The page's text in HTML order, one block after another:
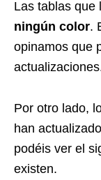
Las tablas que
ningún color.
opinamos que
Por otro lado,
han
podéis ver el
existen.